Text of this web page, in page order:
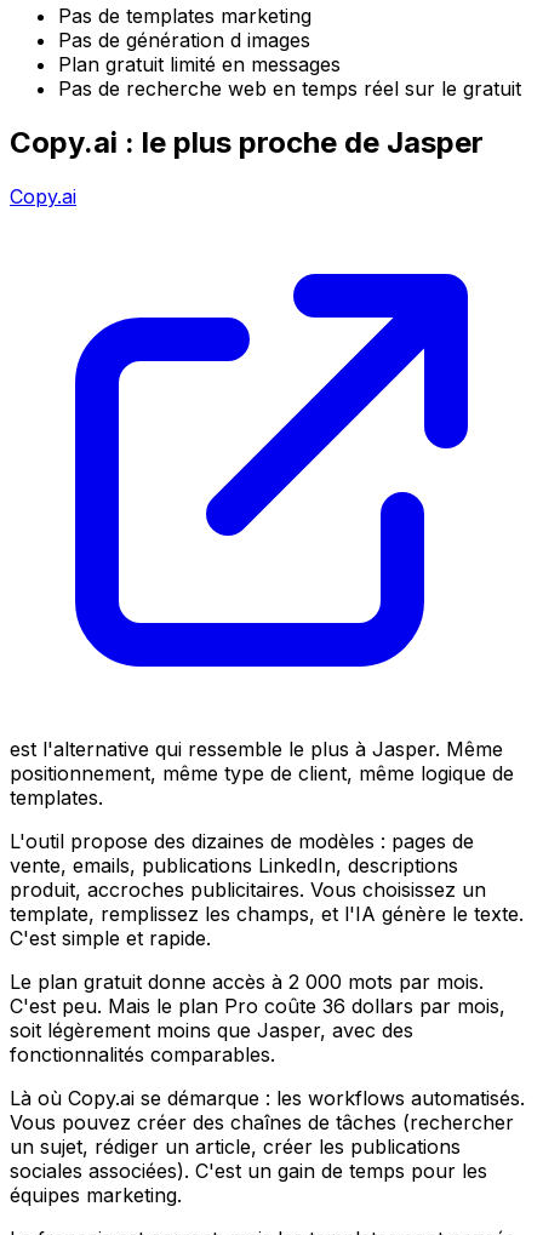
Pas de templates marketing
Pas de génération d images
Plan gratuit limité en messages
Pas de recherche web en temps réel sur le gratuit
Copy.ai : le plus proche de Jasper
Copy.ai
est l'alternative qui ressemble le plus à Jasper. Même
positionnement, même type de client, même logique de
templates.
L'outil propose des dizaines de modèles : pages de
vente, emails, publications LinkedIn, descriptions
produit, accroches publicitaires. Vous choisissez un
template, remplissez les champs, et l'IA génère le texte.
C'est simple et rapide.
Le plan gratuit donne accès à 2 000 mots par mois.
C'est peu. Mais le plan Pro coûte 36 dollars par mois,
soit légèrement moins que Jasper, avec des
fonctionnalités comparables.
Là où Copy.ai se démarque : les workflows automatisés.
Vous pouvez créer des chaînes de tâches (rechercher
un sujet, rédiger un article, créer les publications
sociales associées). C'est un gain de temps pour les
équipes marketing.